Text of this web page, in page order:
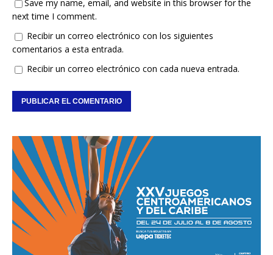
Save my name, email, and website in this browser for the
next time I comment.
Recibir un correo electrónico con los siguientes
comentarios a esta entrada.
Recibir un correo electrónico con cada nueva entrada.